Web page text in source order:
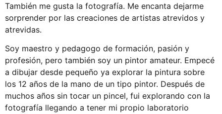
También me gusta la fotografía. Me encanta dejarme
sorprender por las creaciones de artistas atrevidos y
atrevidas.
Soy maestro y pedagogo de formación, pasión y
profesión, pero también soy un pintor amateur. Empecé
a dibujar desde pequeño ya explorar la pintura sobre
los 12 años de la mano de un tipo pintor. Después de
muchos años sin tocar un pincel, fui explorando con la
fotografía llegando a tener mi propio laboratorio